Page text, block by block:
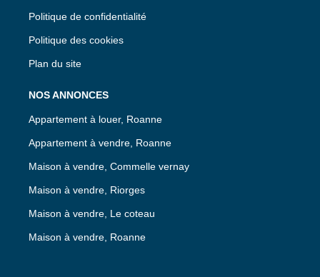
Politique de confidentialité
Politique des cookies
Plan du site
NOS ANNONCES
Appartement à louer, Roanne
Appartement à vendre, Roanne
Maison à vendre, Commelle vernay
Maison à vendre, Riorges
Maison à vendre, Le coteau
Maison à vendre, Roanne